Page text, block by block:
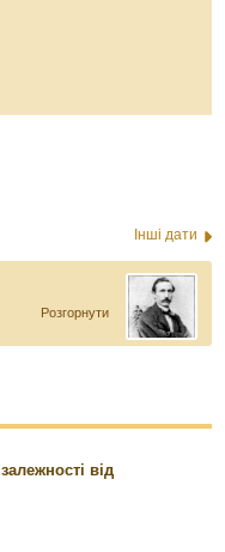
Інші дати
Розгорнути
від